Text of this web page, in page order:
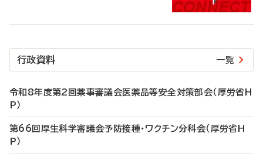
行政資料 一覧
令和8年度第2回薬事審議会医薬品等安全対策部会（厚労省H
P）
第66回厚生科学審議会予防接種・ワクチン分科会（厚労省H
P）